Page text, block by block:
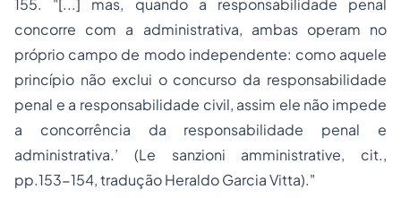
155. "[...] mas, quando a responsabilidade penal
concorre com a administrativa, ambas operam no
próprio campo de modo independente: como aquele
princípio não exclui o concurso da responsabilidade
penal e a responsabilidade civil, assim ele não impede
a concorrência da responsabilidade penal e
administrativa.’ (Le sanzioni amministrative, cit.,
pp.153-154, tradução Heraldo Garcia Vitta)."